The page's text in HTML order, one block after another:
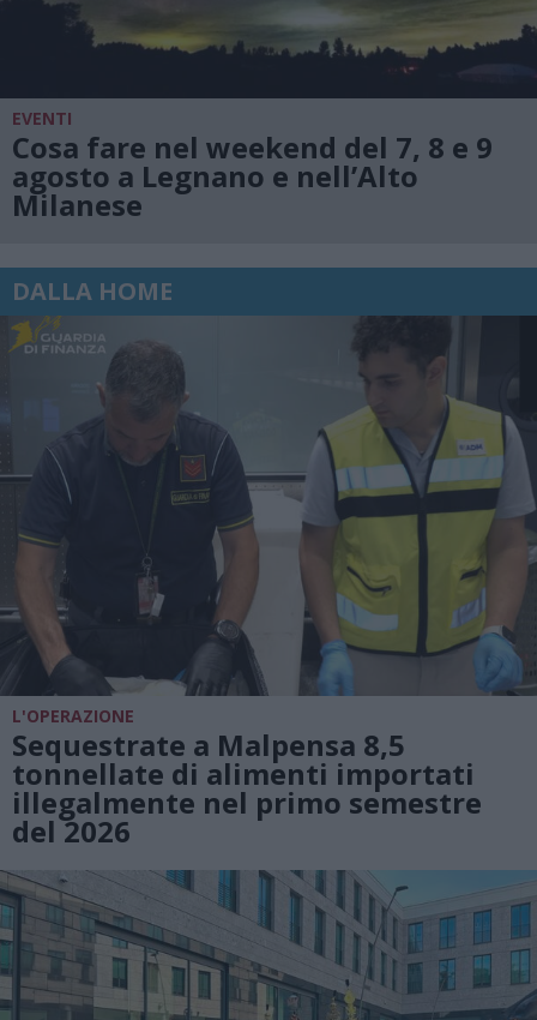
EVENTI
Cosa fare nel weekend del 7, 8 e 9
agosto a Legnano e nell’Alto
Milanese
DALLA HOME
L'OPERAZIONE
Sequestrate a Malpensa 8,5
tonnellate di alimenti importati
illegalmente nel primo semestre
del 2026